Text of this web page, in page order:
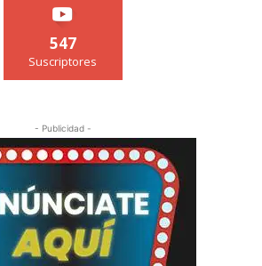
547
Suscriptores
- Publicidad -